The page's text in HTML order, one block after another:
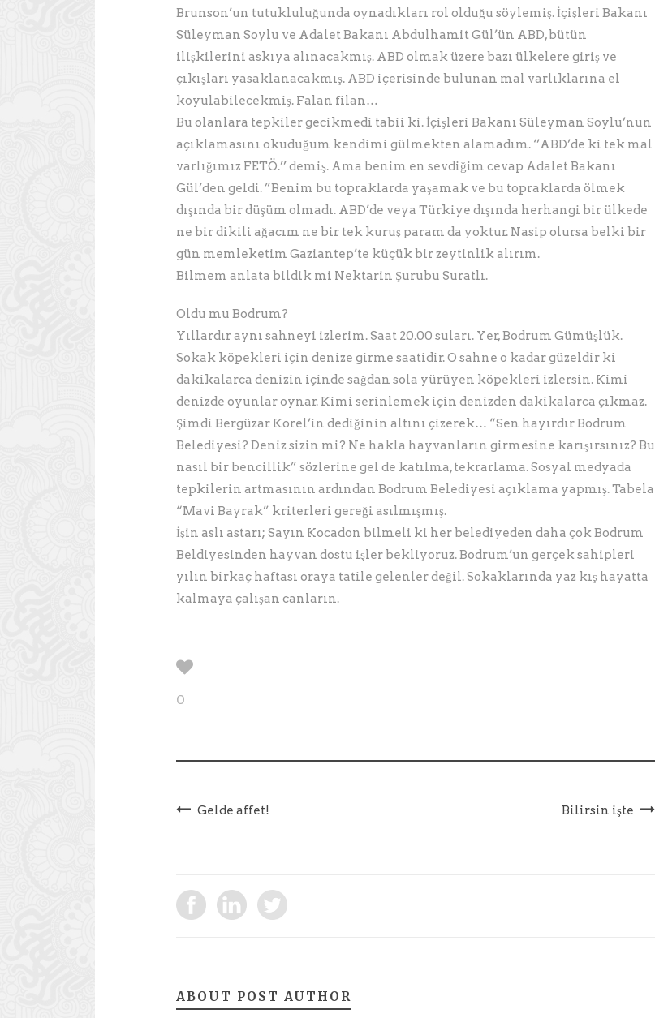
Brunson’un tutukluluğunda oynadıkları rol olduğu söylemiş. İçişleri Bakanı
Süleyman Soylu ve Adalet Bakanı Abdulhamit Gül’ün ABD, bütün
ilişkilerini askıya alınacakmış. ABD olmak üzere bazı ülkelere giriş ve
çıkışları yasaklanacakmış. ABD içerisinde bulunan mal varlıklarına el
koyulabilecekmiş. Falan filan…
Bu olanlara tepkiler gecikmedi tabii ki. İçişleri Bakanı Süleyman Soylu’nun
açıklamasını okuduğum kendimi gülmekten alamadım. ‘’ABD’de ki tek mal
varlığımız FETÖ.’’ demiş. Ama benim en sevdiğim cevap Adalet Bakanı
Gül’den geldi. ”Benim bu topraklarda yaşamak ve bu topraklarda ölmek
dışında bir düşüm olmadı. ABD’de veya Türkiye dışında herhangi bir ülkede
ne bir dikili ağacım ne bir tek kuruş param da yoktur. Nasip olursa belki bir
gün memleketim Gaziantep’te küçük bir zeytinlik alırım.
Bilmem anlata bildik mi Nektarin Şurubu Suratlı.
Oldu mu Bodrum?
Yıllardır aynı sahneyi izlerim. Saat 20.00 suları. Yer, Bodrum Gümüşlük.
Sokak köpekleri için denize girme saatidir. O sahne o kadar güzeldir ki
dakikalarca denizin içinde sağdan sola yürüyen köpekleri izlersin. Kimi
denizde oyunlar oynar. Kimi serinlemek için denizden dakikalarca çıkmaz.
Şimdi Bergüzar Korel’in dediğinin altını çizerek… “Sen hayırdır Bodrum
Belediyesi? Deniz sizin mi? Ne hakla hayvanların girmesine karışırsınız? Bu
nasıl bir bencillik” sözlerine gel de katılma, tekrarlama. Sosyal medyada
tepkilerin artmasının ardından Bodrum Belediyesi açıklama yapmış. Tabela
“Mavi Bayrak” kriterleri gereği asılmışmış.
İşin aslı astarı; Sayın Kocadon bilmeli ki her belediyeden daha çok Bodrum
Beldiyesinden hayvan dostu işler bekliyoruz. Bodrum’un gerçek sahipleri
yılın birkaç haftası oraya tatile gelenler değil. Sokaklarında yaz kış hayatta
kalmaya çalışan canların.
0
Gelde affet! Bilirsin işte
ABOUT POST AUTHOR